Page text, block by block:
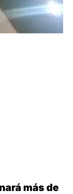
más de